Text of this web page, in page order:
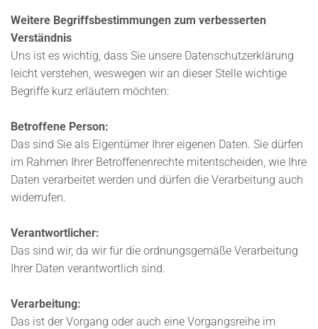
Weitere Begriffsbestimmungen zum verbesserten
Verständnis
Uns ist es wichtig, dass Sie unsere Datenschutzerklärung
leicht verstehen, weswegen wir an dieser Stelle wichtige
Begriffe kurz erläutern möchten:
Betroffene Person:
Das sind Sie als Eigentümer Ihrer eigenen Daten. Sie dürfen
im Rahmen Ihrer Betroffenenrechte mitentscheiden, wie Ihre
Daten verarbeitet werden und dürfen die Verarbeitung auch
widerrufen.
Verantwortlicher:
Das sind wir, da wir für die ordnungsgemäße Verarbeitung
Ihrer Daten verantwortlich sind.
Verarbeitung:
Das ist der Vorgang oder auch eine Vorgangsreihe im